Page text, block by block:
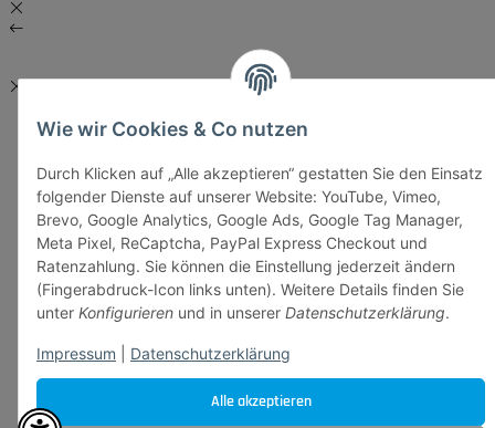
Alle akzeptieren
Wie wir Cookies & Co nutzen
Durch Klicken auf „Alle akzeptieren“ gestatten Sie den Einsatz
folgender Dienste auf unserer Website: YouTube, Vimeo,
Brevo, Google Analytics, Google Ads, Google Tag Manager,
Meta Pixel, ReCaptcha, PayPal Express Checkout und
Ratenzahlung. Sie können die Einstellung jederzeit ändern
(Fingerabdruck-Icon links unten). Weitere Details finden Sie
unter Konfigurieren und in unserer Datenschutzerklärung.
Impressum Datenschutzerklärung